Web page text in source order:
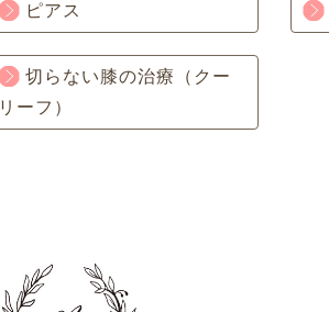
ピアス
切らない膝の治療（クー
リーフ）